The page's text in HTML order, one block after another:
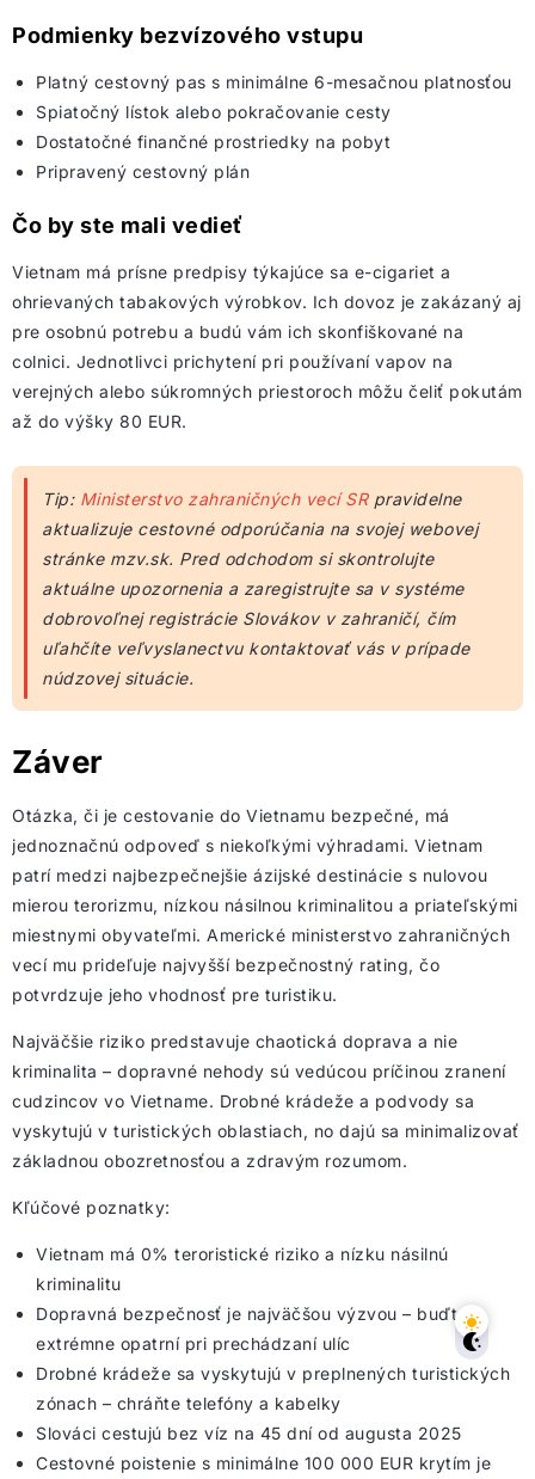
Podmienky bezvízového vstupu
Platný cestovný pas s minimálne 6-mesačnou platnosťou
Spiatočný lístok alebo pokračovanie cesty
Dostatočné finančné prostriedky na pobyt
Pripravený cestovný plán
Čo by ste mali vedieť
Vietnam má prísne predpisy týkajúce sa e-cigariet a
ohrievaných tabakových výrobkov. Ich dovoz je zakázaný aj
pre osobnú potrebu a budú vám ich skonfiškované na
colnici. Jednotlivci prichytení pri používaní vapov na
verejných alebo súkromných priestoroch môžu čeliť pokutám
až do výšky 80 EUR.
Tip: Ministerstvo zahraničných vecí SRpravidelne
aktualizuje cestovné odporúčania na svojej webovej
stránke mzv.sk. Pred odchodom si skontrolujte
aktuálne upozornenia a zaregistrujte sa v systéme
dobrovoľnej registrácie Slovákov v zahraničí, čím
uľahčíte veľvyslanectvu kontaktovať vás v prípade
núdzovej situácie.
Záver
Otázka, či je cestovanie do Vietnamu bezpečné, má
jednoznačnú odpoveď s niekoľkými výhradami. Vietnam
patrí medzi najbezpečnejšie ázijské destinácie s nulovou
mierou terorizmu, nízkou násilnou kriminalitou a priateľskými
miestnymi obyvateľmi. Americké ministerstvo zahraničných
vecí mu prideľuje najvyšší bezpečnostný rating, čo
potvrdzuje jeho vhodnosť pre turistiku.
Najväčšie riziko predstavuje chaotická doprava a nie
kriminalita – dopravné nehody sú vedúcou príčinou zranení
cudzincov vo Vietname. Drobné krádeže a podvody sa
vyskytujú v turistických oblastiach, no dajú sa minimalizovať
základnou obozretnosťou a zdravým rozumom.
Kľúčové poznatky:
Vietnam má 0% teroristické riziko a nízku násilnú
kriminalitu
Dopravná bezpečnosť je najväčšou výzvou – buďte
extrémne opatrní pri prechádzaní ulíc
Drobné krádeže sa vyskytujú v preplnených turistických
zónach – chráňte telefóny a kabelky
Slováci cestujú bez víz na 45 dní od augusta 2025
Cestovné poistenie s minimálne 100 000 EUR krytím je